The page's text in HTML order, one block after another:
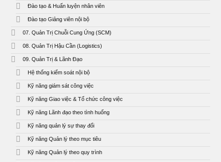
Đào tạo & Huấn luyện nhân viên
Đào tạo Giảng viên nội bộ
07. Quản Trị Chuỗi Cung Ứng (SCM)
08. Quản Trị Hậu Cần (Logistics)
09. Quản Trị & Lãnh Đạo
Hệ thống kiểm soát nội bộ
Kỹ năng giám sát công việc
Kỹ năng Giao việc & Tổ chức công việc
Kỹ năng Lãnh đạo theo tình huống
Kỹ năng quản lý sự thay đổi
Kỹ năng Quản lý theo mục tiêu
Kỹ năng Quản lý theo quy trình